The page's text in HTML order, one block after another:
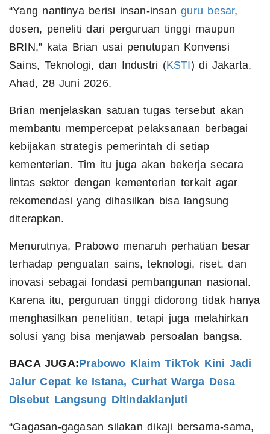
“Yang nantinya berisi insan-insanguru besar,
dosen, peneliti dari perguruan tinggi maupun
BRIN,” kata Brian usai penutupan Konvensi
Sains, Teknologi, dan Industri (KSTI) di Jakarta,
Ahad, 28 Juni 2026.
Brian menjelaskan satuan tugas tersebut akan
membantu mempercepat pelaksanaan berbagai
kebijakan strategis pemerintah di setiap
kementerian. Tim itu juga akan bekerja secara
lintas sektor dengan kementerian terkait agar
rekomendasi yang dihasilkan bisa langsung
diterapkan.
Menurutnya, Prabowo menaruh perhatian besar
terhadap penguatan sains, teknologi, riset, dan
inovasi sebagai fondasi pembangunan nasional.
Karena itu, perguruan tinggi didorong tidak hanya
menghasilkan penelitian, tetapi juga melahirkan
solusi yang bisa menjawab persoalan bangsa.
BACA JUGA:Prabowo Klaim TikTok Kini Jadi
Jalur Cepat ke Istana, Curhat Warga Desa
Disebut Langsung Ditindaklanjuti
“Gagasan-gagasan silakan dikaji bersama-sama,